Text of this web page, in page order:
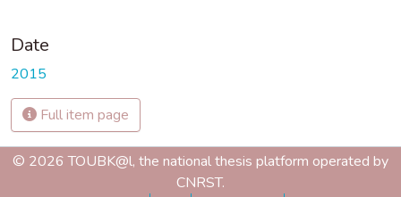
Date
2015
Full item page
© 2026 TOUBK@l, the national thesis platform operated by
CNRST.